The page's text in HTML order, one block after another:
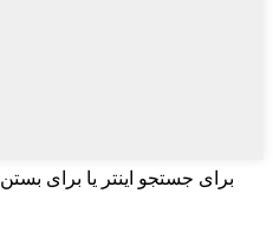
برای جستجو اینتر یا برای بستن